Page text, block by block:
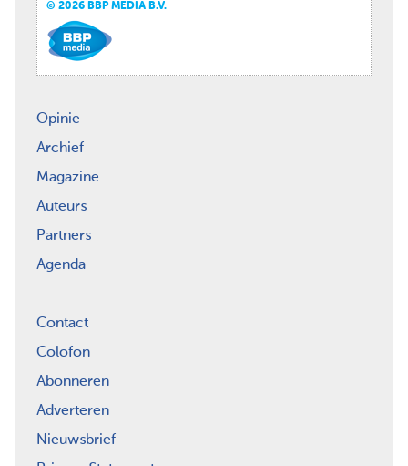
© 2026 BBP MEDIA B.V.
Opinie
Archief
Magazine
Auteurs
Partners
Agenda
Contact
Colofon
Abonneren
Adverteren
Nieuwsbrief